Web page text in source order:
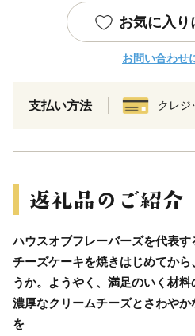
お気に入り
お問い合わせ
支払い方法 クレジ
ハウスオブフレーバーズを代表す
チーズケーキを焼きはじめてから
うか。ようやく、満足のいく材料
濃厚なクリームチーズとさわや
を